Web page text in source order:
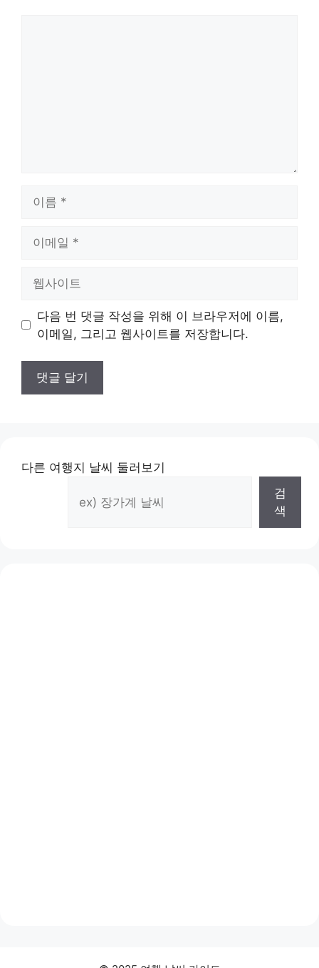
트
다음 번 댓글 작성을 위해 이 브라우저에 이름,
이메일, 그리고 웹사이트를 저장합니다.
다른 여행지 날씨 둘러보기
검
색